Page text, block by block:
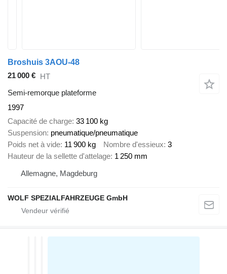
Broshuis 3AOU-48
21 000 € HT
Semi-remorque plateforme
1997
Capacité de charge 33 100 kg
Suspension pneumatique/pneumatique
Poids net à vide 11 900 kg Nombre d'essieux 3
Hauteur de la sellette d'attelage 1 250 mm
Allemagne, Magdeburg
WOLF SPEZIALFAHRZEUGE GmbH